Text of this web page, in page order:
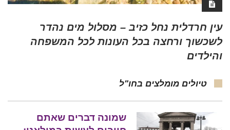
עין חרדלית נחל כזיב – מסלול מים נהדר
לשכשוך ורחצה בכל העונות לכל המשפחה
והילדים
טיולים מומלצים בחו"ל
שמונה דברים שאתם